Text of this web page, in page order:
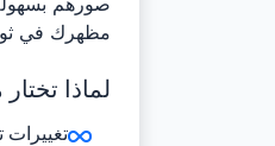
مظهرك في
لماذا